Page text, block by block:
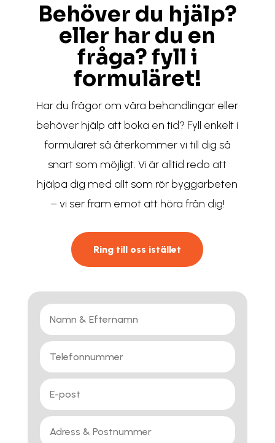
Behöver du hjälp?
eller har du en
fråga? fyll i
formuläret!
Har du frågor om våra behandlingar eller
behöver hjälp att boka en tid? Fyll enkelt i
formuläret så återkommer vi till dig så
snart som möjligt. Vi är alltid redo att
hjälpa dig med allt som rör byggarbeten
– vi ser fram emot att höra från dig!
Ring till oss istället